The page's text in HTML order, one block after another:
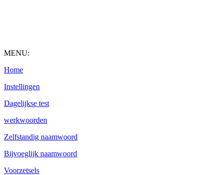
MENU:
Home
Instellingen
Dagelijkse test
werkwoorden
Zelfstandig naamwoord
Bijvoeglijk naamwoord
Voorzetsels